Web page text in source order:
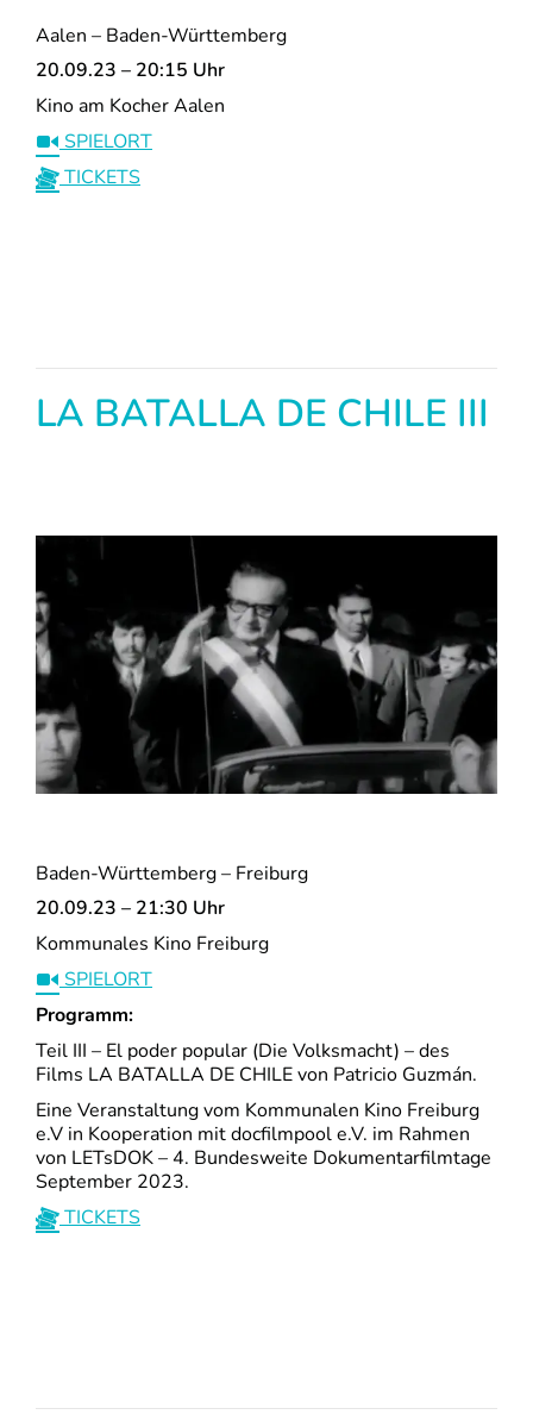
Aalen – Baden-Württemberg
20.09.23 – 20:15 Uhr
Kino am Kocher Aalen
SPIELORT
TICKETS
LA BATALLA DE CHILE III
Baden-Württemberg – Freiburg
20.09.23 – 21:30 Uhr
Kommunales Kino Freiburg
SPIELORT
Programm:
Teil III – El poder popular (Die Volksmacht) – des
Films LA BATALLA DE CHILE von Patricio Guzmán.
Eine Veranstaltung vom Kommunalen Kino Freiburg
e.V in Kooperation mit docfilmpool e.V. im Rahmen
von LETsDOK – 4. Bundesweite Dokumentarfilmtage
September 2023.
TICKETS